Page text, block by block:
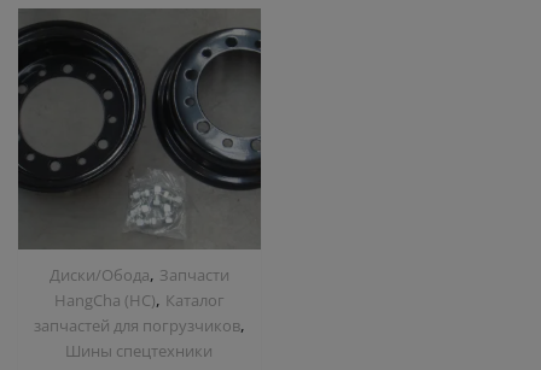
Диски/Обода, Запчасти
HangCha (HC), Каталог
запчастей для погрузчиков,
Шины спецтехники